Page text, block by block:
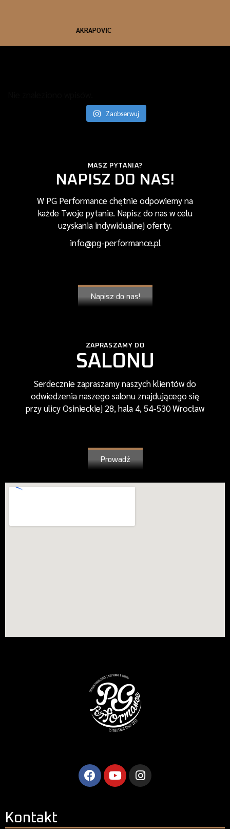
Zaobserwuj
MASZ PYTANIA?
NAPISZ DO NAS!
W PG Performance chętnie odpowiemy na
każde Twoje pytanie. Napisz do nas w celu
uzyskania indywidualnej oferty.
info@pg-performance.pl
Napisz do nas!
ZAPRASZAMY DO
SALONU
Serdecznie zapraszamy naszych klientów do
odwiedzenia naszego salonu znajdującego się
przy ulicy Osinieckiej 28, hala 4, 54-530 Wrocław
Prowadź
Kontakt